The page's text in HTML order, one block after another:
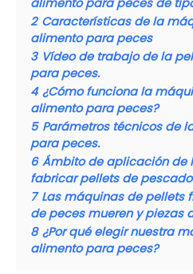
alimento para peces de
2 Características de la
alimento para peces
3 Vídeo de trabajo de la
para peces.
4 ¿Cómo funciona la
alimento para peces?
5 Parámetros técnicos de
para peces.
6 Ámbito de aplicación de
fabricar pellets de pescado
7 Las máquinas de pellets
de peces mueren y piezas
8 ¿Por qué elegir nuestra
alimento para peces?